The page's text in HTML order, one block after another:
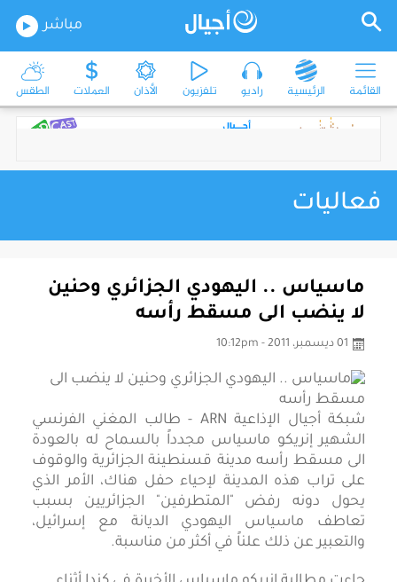
مباشر
القائمة الرئيسية راديو تلفزيون الأذان العملات الطقس
فعاليات
ماسياس .. اليهودي الجزائري وحنين
لا ينضب الى مسقط رأسه
01 ديسمبر، 2011 - 10:12pm
شبكة أجيال الإذاعية ARN - طالب المغني الفرنسي
الشهير إنريكو ماسياس مجدداً بالسماح له بالعودة
الى مسقط رأسه مدينة قسنطينة الجزائرية والوقوف
على تراب هذه المدينة لإحياء حفل هناك، الأمر الذي
يحول دونه رفض "المتطرفين" الجزائريين بسبب
تعاطف ماسياس اليهودي الديانة مع إسرائيل،
والتعبير عن ذلك علناً في أكثر من مناسبة.